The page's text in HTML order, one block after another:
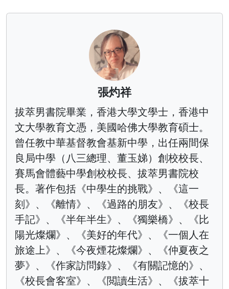
張灼祥
拔萃男書院畢業，香港大學文學士，香港中
文大學教育文憑，美國哈佛大學教育碩士。
曾任教中華基督教會基新中學，出任兩間保
良局中學（八三總理、董玉娣）創校校長、
賽馬會體藝中學創校校長、拔萃男書院校
長。著作包括《中學生的挑戰》、《這一
刻》、《離情》、《過路的朋友》、《校長
手記》、《半年半生》、《獨樂橋》、《比
陽光燦爛》、《美好的年代》、《一個人在
旅途上》、《今夜煙花燦爛》、《仲夏夜之
夢》、《作家訪問錄》、《有關記憶的》、
《校長會客室》、《閲讀生活》、《拔萃十